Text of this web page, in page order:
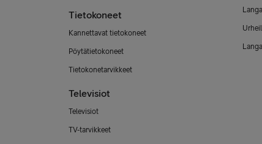
Tietokoneet
Kannettavat tietokoneet
Pöytätietokoneet
Tietokonetarvikkeet
Televisiot
Televisiot
TV-tarvikkeet